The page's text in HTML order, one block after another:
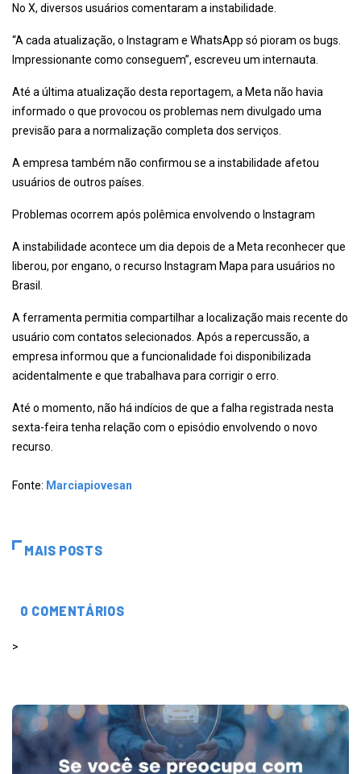
No X, diversos usuários comentaram a instabilidade.
“A cada atualização, o Instagram e WhatsApp só pioram os bugs.
Impressionante como conseguem”, escreveu um internauta.
Até a última atualização desta reportagem, a Meta não havia
informado o que provocou os problemas nem divulgado uma
previsão para a normalização completa dos serviços.
A empresa também não confirmou se a instabilidade afetou
usuários de outros países.
Problemas ocorrem após polêmica envolvendo o Instagram
A instabilidade acontece um dia depois de a Meta reconhecer que
liberou, por engano, o recurso Instagram Mapa para usuários no
Brasil.
A ferramenta permitia compartilhar a localização mais recente do
usuário com contatos selecionados. Após a repercussão, a
empresa informou que a funcionalidade foi disponibilizada
acidentalmente e que trabalhava para corrigir o erro.
Até o momento, não há indícios de que a falha registrada nesta
sexta-feira tenha relação com o episódio envolvendo o novo
recurso.
Fonte: Marciapiovesan
MAIS POSTS
0 COMENTÁRIOS
>